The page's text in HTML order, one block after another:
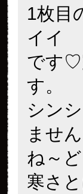
1枚目
イイ
です♡
す。
シン
ません
ね～
寒さ